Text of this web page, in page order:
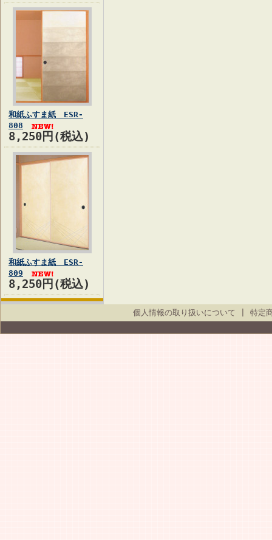
和紙ふすま紙 ESR-
808
8,250円(税込)
和紙ふすま紙 ESR-
809
8,250円(税込)
個人情報の取り扱いについて 特定